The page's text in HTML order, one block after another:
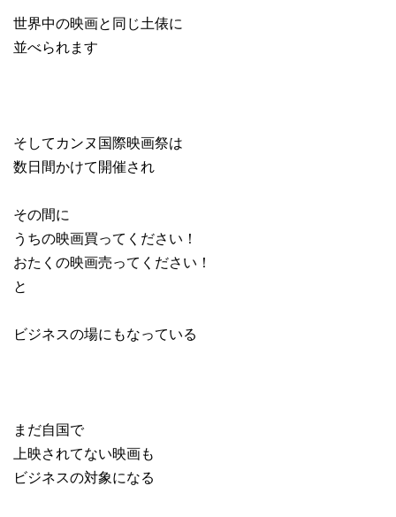
世界中の映画と同じ土俵に
並べられます
そしてカンヌ国際映画祭は
数日間かけて開催され
その間に
うちの映画買ってください！
おたくの映画売ってください！
と
ビジネスの場にもなっている
まだ自国で
上映されてない映画も
ビジネスの対象になる